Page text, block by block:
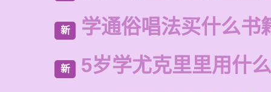
新 学通俗唱法买什么书
新 5岁学尤克里里用什